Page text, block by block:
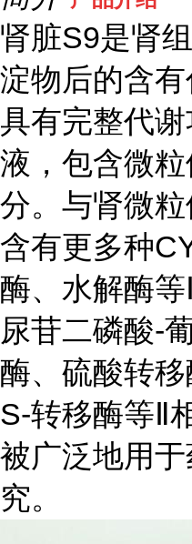
肾脏S9是肾
淀物后的含有
具有完整代
液，包含微
分。与肾微
含有更多种
酶、水解酶等
尿苷二磷酸-
酶、硫酸转
S-转移酶等Ⅱ
被广泛地用
究。